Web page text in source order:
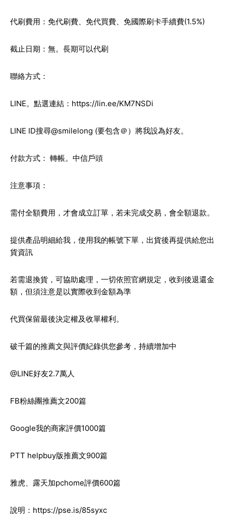
代刷費用：免代刷費、免代買費、免國際刷卡手續費(1.5%)
截止日期：無。長期可以代刷
聯絡方式：
LINE。點選連結： https://lin.ee/KM7NSDi
LINE ID搜尋@smilelong (要包含＠）將我設為好友。
付款方式： 轉帳。中信戶頭
注意事項：
需付全額費用，才會成立訂單，若未完成交易，會全額退款。
提供產品明細給我，使用我的帳號下單，出貨後再提供給您出
貨資訊
若需退換貨，可協助處理，一切依照官網規定，收到後退還金
額，但須注意是以實際收到金額為準
代買保留最後決定權及收單權利。
破千篇的推薦文與評價紀錄供您參考，持續增加中
@LINE好友2.7萬人
FB粉絲團推薦文200篇
Google我的商家評價1000篇
PTT helpbuy版推薦文900篇
雅虎、露天加pchome評價600篇
說明： https://pse.is/85syxc